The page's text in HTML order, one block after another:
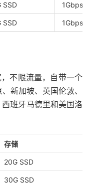
SSD
SSD
不限流量，自带一个
新加坡、英国伦敦、
班牙马德里和美国洛
存储
20G SSD
30G SSD